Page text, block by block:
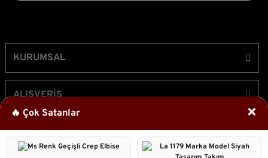
🔥 Çok Satanlar ×
KURUMSAL
ALIŞVERİŞ
ÜYELİK